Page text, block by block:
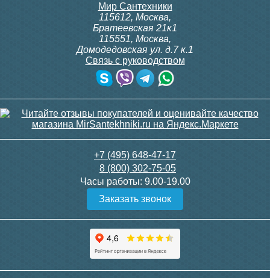
Мир Сантехники
115612, Москва,
Братеевская 21к1
115551, Москва,
Домодедовская ул. д.7 к.1
Связь с руководством
+7 (495) 648-47-17
8 (800) 302-75-05
Часы работы: 9.00-19.00
Заказать звонок